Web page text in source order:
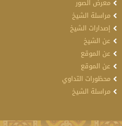
معرض الصور
مراسلة الشيخ
إصدارات الشيخ
عن الشيخ
عن الموقع
عن الموقع
محظورات التداوي
مراسلة الشيخ